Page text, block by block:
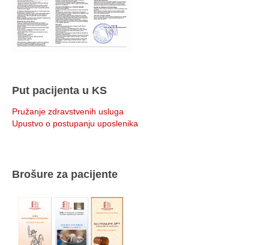
Put pacijenta u KS
Pružanje zdravstvenih usluga
Upustvo o postupanju uposlenika
Brošure za pacijente